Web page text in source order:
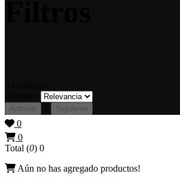
Anterior Siguiente
0
0
Total (0) 0
Aún no has agregado productos!